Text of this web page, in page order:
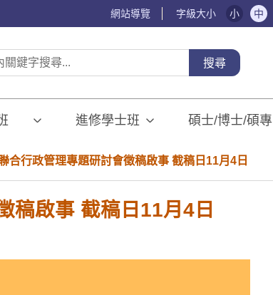
網站導覽 字級大小 小 中
搜尋
⠀⠀ 進修學士班 碩士/博士/碩專
合行政管理專題研討會徵稿啟事 截稿日11月4日
稿啟事 截稿日11月4日